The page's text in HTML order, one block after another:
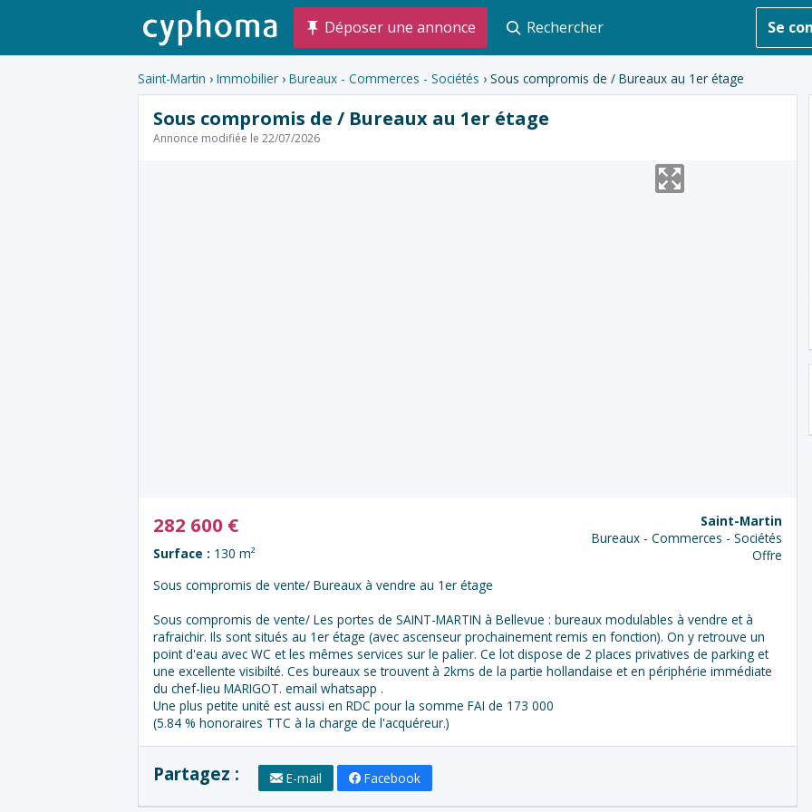
Déposer une annonce Rechercher Se
Saint-Martin › Immobilier › Bureaux - Commerces - Sociétés › Sous compromis de / Bureaux au 1er étage
Sous compromis de / Bureaux au 1er étage
Annonce modifiée le 22/07/2026
282 600 €
Surface : 130 m²
Saint-Martin
Bureaux - Commerces - Sociétés
Offre
Sous compromis de vente/ Bureaux à vendre au 1er étage
Sous compromis de vente/ Les portes de SAINT-MARTIN à Bellevue : bureaux modulables à vendre et à
rafraichir. Ils sont situés au 1er étage (avec ascenseur prochainement remis en fonction). On y retrouve un
point d'eau avec WC et les mêmes services sur le palier. Ce lot dispose de 2 places privatives de parking et
une excellente visibilté. Ces bureaux se trouvent à 2kms de la partie hollandaise et en périphérie immédiate
du chef-lieu MARIGOT. email whatsapp .
Une plus petite unité est aussi en RDC pour la somme FAI de 173 000
(5.84 % honoraires TTC à la charge de l'acquéreur.)
Partagez : E-mail Facebook